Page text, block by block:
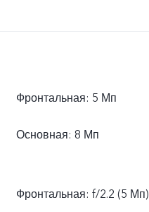
Фронтальная: 5 Мп
Основная: 8 Мп
Фронтальная: f/2.2 (5 Мп)